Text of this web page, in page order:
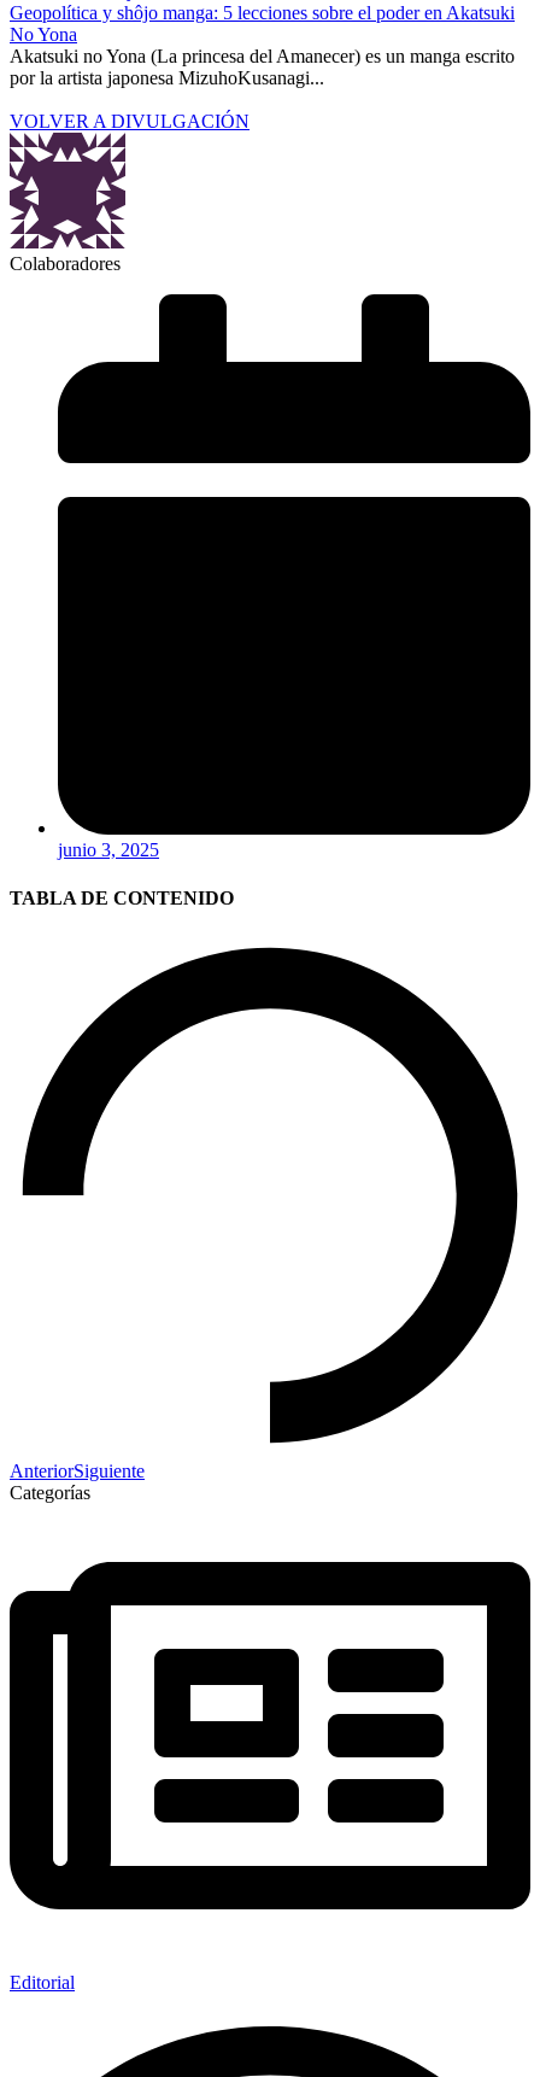
Geopolítica y shôjo manga: 5 lecciones sobre el poder en Akatsuki
No Yona
Akatsuki no Yona (La princesa del Amanecer) es un manga escrito
por la artista japonesa MizuhoKusanagi...
VOLVER A DIVULGACIÓN
Colaboradores
junio 3, 2025
TABLA DE CONTENIDO
AnteriorSiguiente
Categorías
Editorial